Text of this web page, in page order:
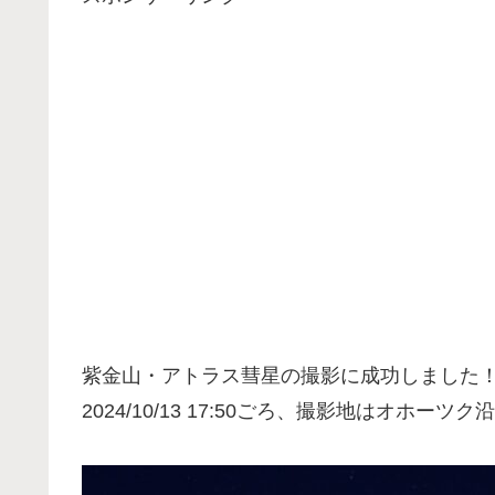
紫金山・アトラス彗星の撮影に成功しました！
2024/10/13 17:50ごろ、撮影地はオホーツク沿